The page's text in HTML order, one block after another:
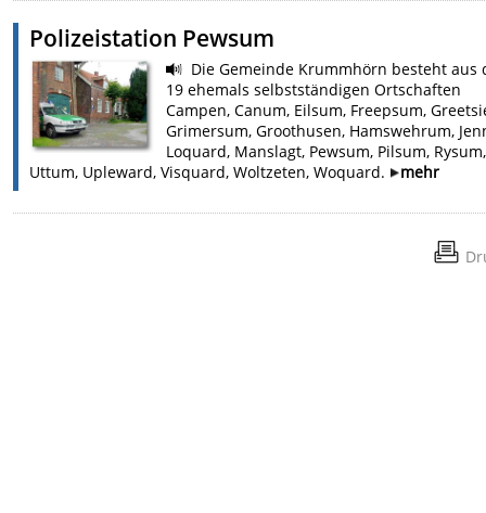
Polizeistation Pewsum
Die Gemeinde Krummhörn besteht aus
19 ehemals selbstständigen Ortschaften
Campen, Canum, Eilsum, Freepsum,
Grimersum, Groothusen, Hamswehrum,
Loquard, Manslagt, Pewsum, Pilsum, Rysum,
Uttum, Upleward, Visquard, Woltzeten, Woquard.
mehr